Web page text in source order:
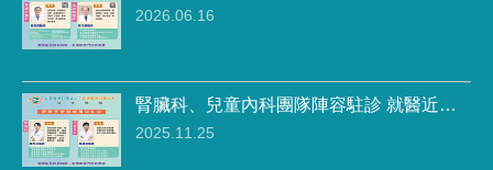
醫近更便利
2026.06.16
腎臟科、兒童內科團隊陣容駐診 就醫近更
便利
2025.11.25